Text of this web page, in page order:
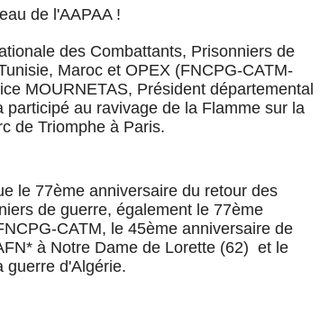
de l'AAPAA !
des Combattants, Prisonniers de
Maroc et OPEX (FNCPG-CATM-
MOURNETAS, Président départemental
participé au ravivage de la Flamme sur la
de Triomphe à Paris.
le 77ème anniversaire du retour des
de guerre, également le 77ème
CATM, le 45ème anniversaire de
à Notre Dame de Lorette (62) et le
guerre d'Algérie.